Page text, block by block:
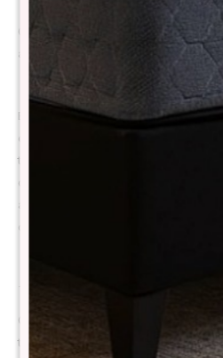
Colchón de alta gama, soporte firme,
absoluto
El Colchón THM Hybrid Gold está
equilibrio perfecto entre confort y
tecnología de resortes Synwin Pocket
de alta densidad, logrando un
adaptación al cuerpo. Su estructura
calidad garantizan un rendimiento
Cada resorte funciona de manera
total, cero ruidos y sin transferencia de